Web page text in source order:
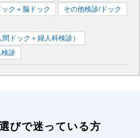
ック＋脳ドック
その他検診/ドック
ドック＋婦人科検診）
検診
びで迷っている方